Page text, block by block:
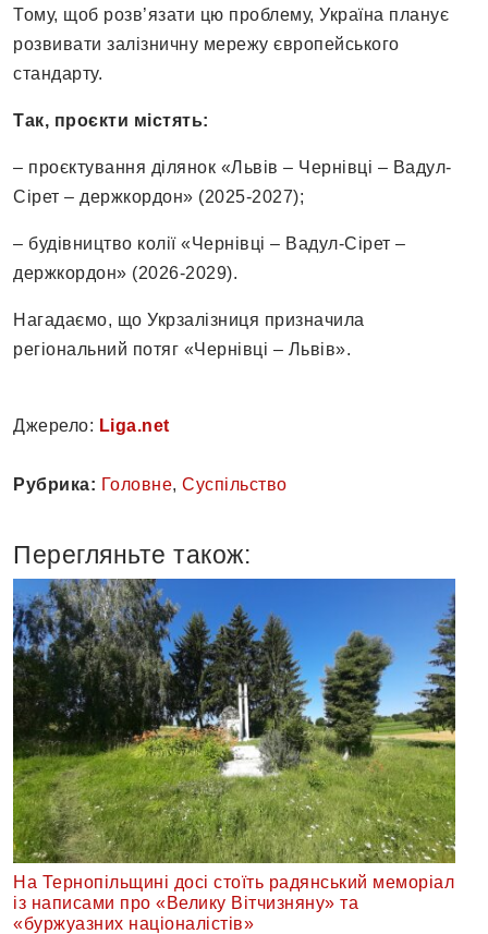
Тому, щоб розв’язати цю проблему, Україна планує
розвивати залізничну мережу європейського
стандарту.
Так, проєкти містять:
– проєктування ділянок «Львів – Чернівці – Вадул-
Сірет – держкордон» (2025-2027);
– будівництво колії «Чернівці – Вадул-Сірет –
держкордон» (2026-2029).
Нагадаємо, що Укрзалізниця призначила
регіональний потяг «Чернівці – Львів».
Джерело: Liga.net
Рубрика: Головне, Суспільство
Перегляньте також:
На Тернопільщині досі стоїть радянський меморіал
із написами про «Велику Вітчизняну» та
«буржуазних націоналістів»